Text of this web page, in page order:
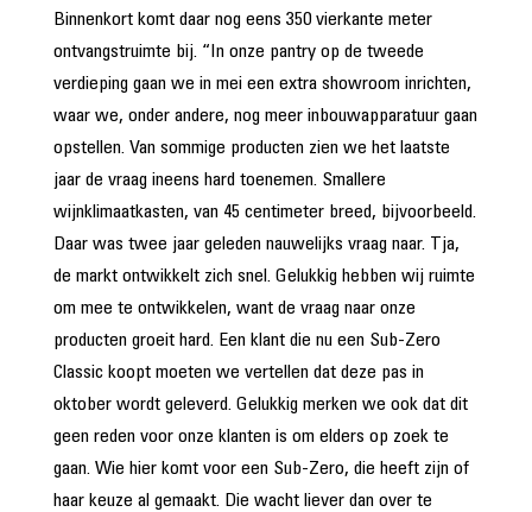
Binnenkort komt daar nog eens 350 vierkante meter
ontvangstruimte bij. “In onze pantry op de tweede
verdieping gaan we in mei een extra showroom inrichten,
waar we, onder andere, nog meer inbouwapparatuur gaan
opstellen. Van sommige producten zien we het laatste
jaar de vraag ineens hard toenemen. Smallere
wijnklimaatkasten, van 45 centimeter breed, bijvoorbeeld.
Daar was twee jaar geleden nauwelijks vraag naar. Tja,
de markt ontwikkelt zich snel. Gelukkig hebben wij ruimte
om mee te ontwikkelen, want de vraag naar onze
producten groeit hard. Een klant die nu een Sub-Zero
Classic koopt moeten we vertellen dat deze pas in
oktober wordt geleverd. Gelukkig merken we ook dat dit
geen reden voor onze klanten is om elders op zoek te
gaan. Wie hier komt voor een Sub-Zero, die heeft zijn of
haar keuze al gemaakt. Die wacht liever dan over te